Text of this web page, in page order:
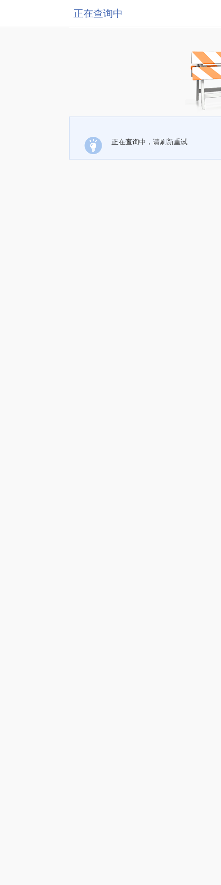
正在查询中
正在查询中，请刷新重试